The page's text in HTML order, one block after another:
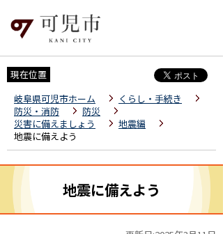
現在位置
岐阜県可児市ホーム
くらし・手続き
防災・消防
防災
災害に備えましょう
地震編
地震に備えよう
地震に備えよう